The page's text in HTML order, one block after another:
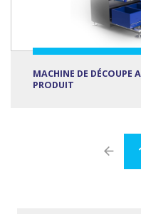
MACHINE DE DÉCOUPE
PRODUIT